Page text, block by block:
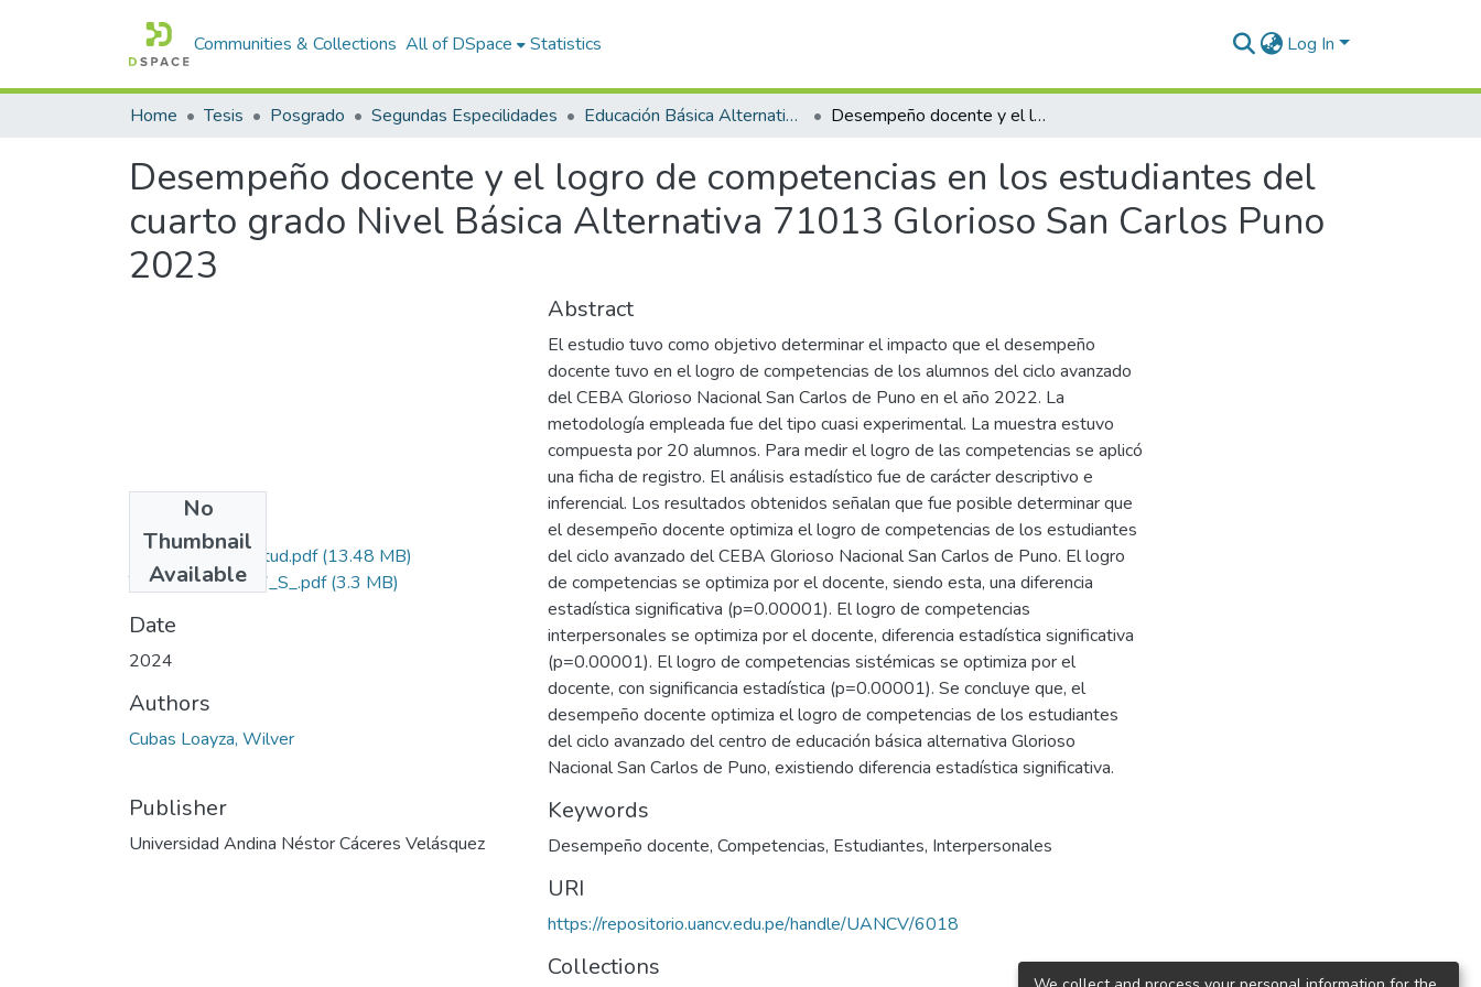
Communities & Collections All of DSpace Statistics Log In
Home Tesis Posgrado Segundas Especilidades Educación Básica Alternativa y Tutoría Desempeño docente y el logro de competencias en los estudiantes del cuarto grado Nivel Básica Alternativa 71013 Glorioso San Carlos Puno 2023
Desempeño docente y el logro de competencias en los estudiantes del
cuarto grado Nivel Básica Alternativa 71013 Glorioso San Carlos Puno
2023
No
Thumbnail
Available
Grado de Similitud.pdf(13.48 MB)
T036_02146527_S_.pdf(3.3 MB)
Date
2024
Authors
Cubas Loayza, Wilver
Publisher
Universidad Andina Néstor Cáceres Velásquez
Abstract
El estudio tuvo como objetivo determinar el impacto que el desempeño
docente tuvo en el logro de competencias de los alumnos del ciclo avanzado
del CEBA Glorioso Nacional San Carlos de Puno en el año 2022. La
metodología empleada fue del tipo cuasi experimental. La muestra estuvo
compuesta por 20 alumnos. Para medir el logro de las competencias se aplicó
una ficha de registro. El análisis estadístico fue de carácter descriptivo e
inferencial. Los resultados obtenidos señalan que fue posible determinar que
el desempeño docente optimiza el logro de competencias de los estudiantes
del ciclo avanzado del CEBA Glorioso Nacional San Carlos de Puno. El logro
de competencias se optimiza por el docente, siendo esta, una diferencia
estadística significativa (p=0.00001). El logro de competencias
interpersonales se optimiza por el docente, diferencia estadística significativa
(p=0.00001). El logro de competencias sistémicas se optimiza por el
docente, con significancia estadística (p=0.00001). Se concluye que, el
desempeño docente optimiza el logro de competencias de los estudiantes
del ciclo avanzado del centro de educación básica alternativa Glorioso
Nacional San Carlos de Puno, existiendo diferencia estadística significativa.
Keywords
Desempeño docente, Competencias, Estudiantes, Interpersonales
URI
https://repositorio.uancv.edu.pe/handle/UANCV/6018
Collections